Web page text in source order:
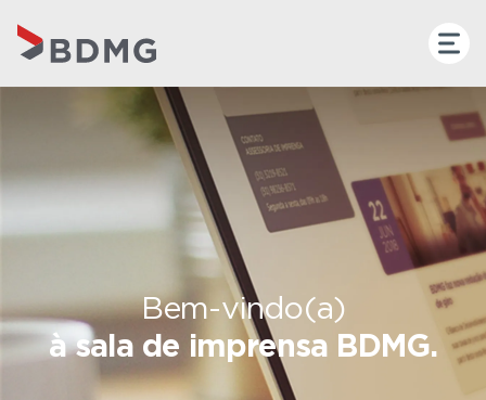
Bem-vindo(a)
à sala de imprensa BDMG.